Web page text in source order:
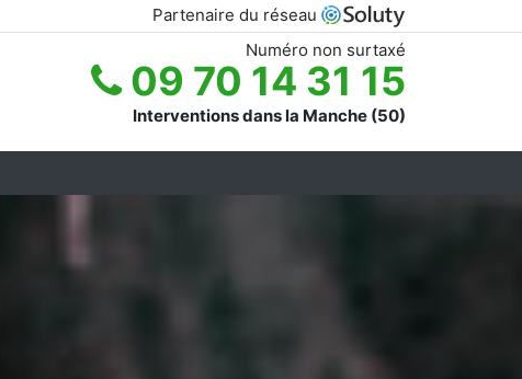
Partenaire du réseau
Numéro non surtaxé
09 70 14 31 15
Interventions dans la Manche (50)